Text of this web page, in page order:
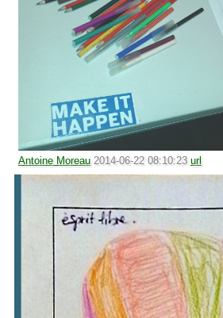
Antoine Moreau 2014-06-22 08:10:23 url